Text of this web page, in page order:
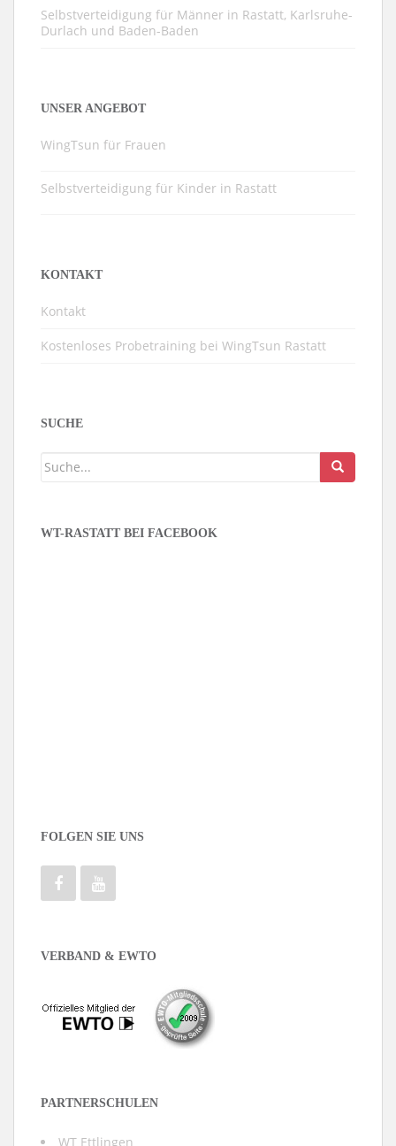
Selbstverteidigung für Männer in Rastatt, Karlsruhe-
Durlach und Baden-Baden
UNSER ANGEBOT
WingTsun für Frauen
Selbstverteidigung für Kinder in Rastatt
KONTAKT
Kontakt
Kostenloses Probetraining bei WingTsun Rastatt
SUCHE
WT-RASTATT BEI FACEBOOK
FOLGEN SIE UNS
VERBAND & EWTO
PARTNERSCHULEN
WT Ettlingen